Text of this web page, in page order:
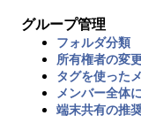
グループ管理
フォルダ分類
所有権者の変
タグを使った
メンバー全体
端末共有の推